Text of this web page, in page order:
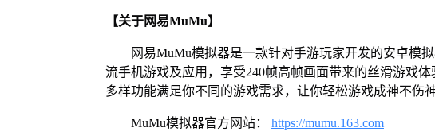
【关于网易MuMu】
网易MuMu模拟器是一款针对手游玩家开发的安卓模
流手机游戏及应用，享受240帧高帧画面带来的丝滑游戏
多样功能满足你不同的游戏需求，让你轻松游戏成神不伤神
MuMu模拟器官方网站： https://mumu.163.com